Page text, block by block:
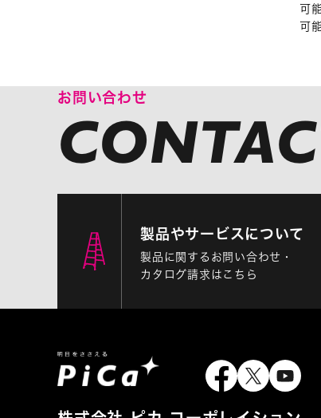
可
可
お問い合わせ
製品やサービスについて
製品に関するお問い合わせ・
カタログ請求はこちら